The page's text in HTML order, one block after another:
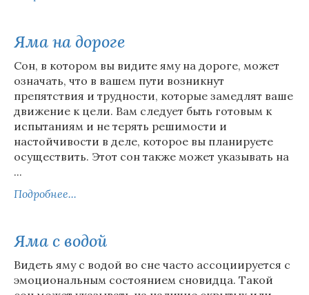
Яма на дороге
Сон, в котором вы видите яму на дороге, может
означать, что в вашем пути возникнут
препятствия и трудности, которые замедлят ваше
движение к цели. Вам следует быть готовым к
испытаниям и не терять решимости и
настойчивости в деле, которое вы планируете
осуществить. Этот сон также может указывать на
...
Подробнее...
Яма с водой
Видеть яму с водой во сне часто ассоциируется с
эмоциональным состоянием сновидца. Такой